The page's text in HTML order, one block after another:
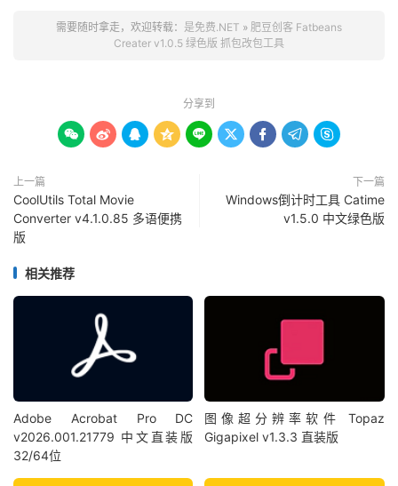
需要随时拿走，欢迎转载： 是免费.NET » 肥豆创客 Fatbeans
Creater v1.0.5 绿色版 抓包改包工具
分享到
        
上一篇
CoolUtils Total Movie
Converter v4.1.0.85 多语便携
版
下一篇
Windows倒计时工具 Catime
v1.5.0 中文绿色版
相关推荐
Adobe Acrobat Pro DC
v2026.001.21779 中文直装版
32/64位
图像超分辨率软件 Topaz
Gigapixel v1.3.3 直装版